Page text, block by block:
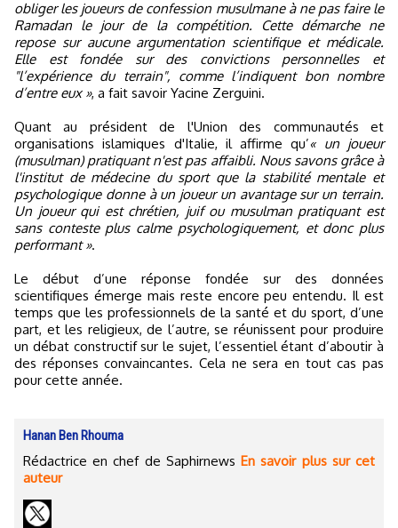
obliger les joueurs de confession musulmane à ne pas faire le
Ramadan le jour de la compétition. Cette démarche ne
repose sur aucune argumentation scientifique et médicale.
Elle est fondée sur des convictions personnelles et
"l’expérience du terrain", comme l’indiquent bon nombre
d’entre eux », a fait savoir Yacine Zerguini.
Quant au président de l'Union des communautés et
organisations islamiques d'Italie, il affirme qu’« un joueur
(musulman) pratiquant n'est pas affaibli. Nous savons grâce à
l'institut de médecine du sport que la stabilité mentale et
psychologique donne à un joueur un avantage sur un terrain.
Un joueur qui est chrétien, juif ou musulman pratiquant est
sans conteste plus calme psychologiquement, et donc plus
performant ».
Le début d’une réponse fondée sur des données
scientifiques émerge mais reste encore peu entendu. Il est
temps que les professionnels de la santé et du sport, d’une
part, et les religieux, de l’autre, se réunissent pour produire
un débat constructif sur le sujet, l’essentiel étant d’aboutir à
des réponses convaincantes. Cela ne sera en tout cas pas
pour cette année.
Hanan Ben Rhouma
Rédactrice en chef de Saphirnews En savoir plus sur cet
auteur